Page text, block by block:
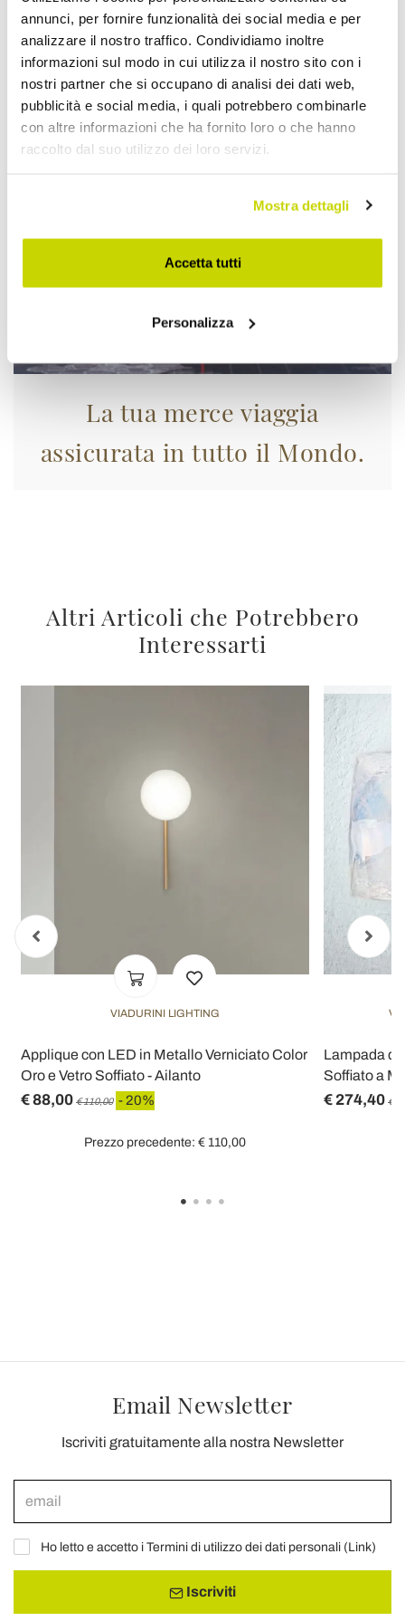
annunci, per fornire funzionalità dei social media e per
analizzare il nostro traffico. Condividiamo inoltre
informazioni sul modo in cui utilizza il nostro sito con i
nostri partner che si occupano di analisi dei dati web,
pubblicità e social media, i quali potrebbero combinarle
con altre informazioni che ha fornito loro o che hanno
raccolto dal suo utilizzo dei loro servizi.
Mostra dettagli
Accetta tutti
Personalizza
Approfittane subito!
La tua merce viaggia
assicurata in tutto il Mondo.
Altri Articoli che Potrebbero
Interessarti
VIADURINI LIGHTING
Applique con LED in Metallo Verniciato Color
Oro e Vetro Soffiato - Ailanto
€ 88,00 € 110,00 - 20%
Prezzo precedente: € 110,00
Lampada
Soffiato a
€ 274,40 €
Email Newsletter
Iscriviti gratuitamente alla nostra Newsletter
Ho letto e accetto i Termini di utilizzo dei dati personali (Link)
Iscriviti